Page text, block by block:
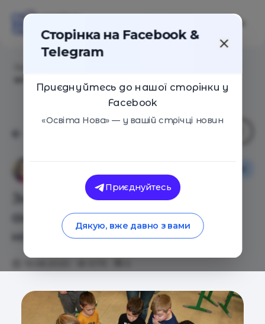
Знай наших: добірка цікавих
активностей до
національних свят
Сторінка на Facebook &
Telegram
Приєднуйтесь до нашої сторінки у
Facebook
«Освіта Нова» — у вашій стрічці новин
Приєднуйтесь
Дякую, вже давно з вами